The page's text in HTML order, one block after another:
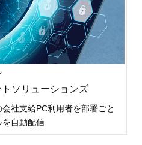
ソリューションズ
社支給PC利用者を部署ごと
を自動配信